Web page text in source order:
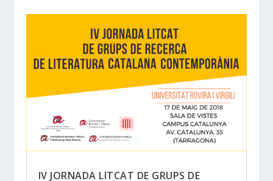
IV JORNADA LITCAT DE GRUPS DE